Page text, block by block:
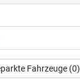
Fahrzeuge (0)